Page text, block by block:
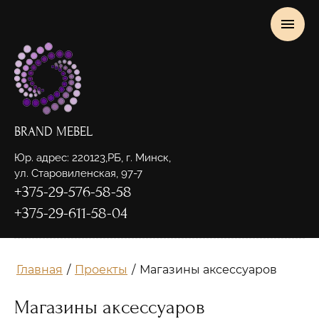
BRAND MEBEL
Юр. адрес: 220123,РБ, г. Минск,
ул. Старовиленская, 97-7
+375-29-576-58-58
+375-29-611-58-04
Главная / Проекты / Магазины аксессуаров
Магазины аксессуаров